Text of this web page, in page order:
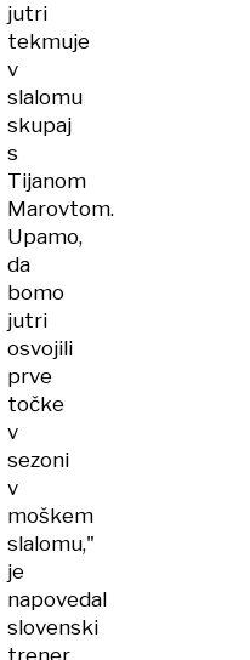
jutri
tekmuje
v
slalomu
skupaj
s
Tijanom
Marovtom.
Upamo,
da
bomo
jutri
osvojili
prve
točke
v
sezoni
v
moškem
slalomu,"
je
napovedal
slovenski